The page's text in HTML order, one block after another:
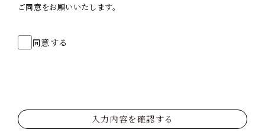
ご同意をお願いいたします。
同意する
入力内容を確認する